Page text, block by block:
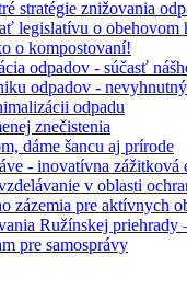
stratégie znižovania
legislatívu o obehovom
o kompostovaní!
odpadov - súčasť
odpadov -
odpadu
znečistenia
dáme šancu aj prírode
- inovatívna zážitková
v oblasti
zázemia pre aktívnych
Ružínskej priehrady
pre samosprávy